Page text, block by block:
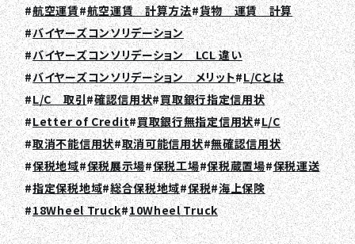
TOP
ABOUT HPS Value
SERVICES
COMPANY
RECRUIT
COLUMN
NEWS
航空運賃 航空運賃 計算方法 貨物 運賃 計算
バイヤーズコンソリデーション
バイヤーズコンソリデーション LCL 違い
バイヤーズコンソリデーション メリット L/Cとは
L/C 取引 確認信用状 買取銀行指定信用状
Letter of Credit 買取銀行無指定信用状 L/C
取消不能信用状 取消可能信用状 無確認信用状
保税地域 保税展示場 保税工場 保税蔵置場 保税運送
指定保税地域 総合保税地域 保税 海上保険
18Wheel Truck 10Wheel Truck